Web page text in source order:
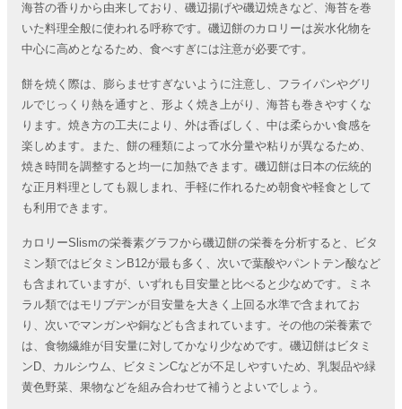
海苔の香りから由来しており、磯辺揚げや磯辺焼きなど、海苔を巻
いた料理全般に使われる呼称です。磯辺餅のカロリーは炭水化物を
中心に高めとなるため、食べすぎには注意が必要です。
餅を焼く際は、膨らませすぎないように注意し、フライパンやグリ
ルでじっくり熱を通すと、形よく焼き上がり、海苔も巻きやすくな
ります。焼き方の工夫により、外は香ばしく、中は柔らかい食感を
楽しめます。また、餅の種類によって水分量や粘りが異なるため、
焼き時間を調整すると均一に加熱できます。磯辺餅は日本の伝統的
な正月料理としても親しまれ、手軽に作れるため朝食や軽食として
も利用できます。
カロリーSlismの栄養素グラフから磯辺餅の栄養を分析すると、ビタ
ミン類ではビタミンB12が最も多く、次いで葉酸やパントテン酸など
も含まれていますが、いずれも目安量と比べると少なめです。ミネ
ラル類ではモリブデンが目安量を大きく上回る水準で含まれてお
り、次いでマンガンや銅なども含まれています。その他の栄養素で
は、食物繊維が目安量に対してかなり少なめです。磯辺餅はビタミ
ンD、カルシウム、ビタミンCなどが不足しやすいため、乳製品や緑
黄色野菜、果物などを組み合わせて補うとよいでしょう。